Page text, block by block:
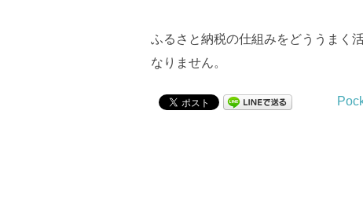
ふるさと納税の仕組みをどううまく
なりません。